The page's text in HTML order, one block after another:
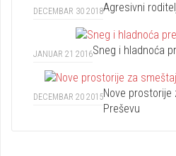
DECEMBAR 30 2018Agresivni
JANUAR 21 2016Sneg i hladnoća
DECEMBAR 20 2015Nove
Preševu